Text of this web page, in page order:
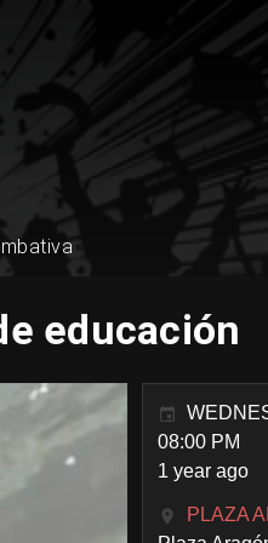
educación
08:00 PM
1 year ago
PLAZA